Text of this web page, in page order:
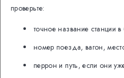
проверьте:
точное название станции в
номер поезда, вагон,
перрон и путь, если они